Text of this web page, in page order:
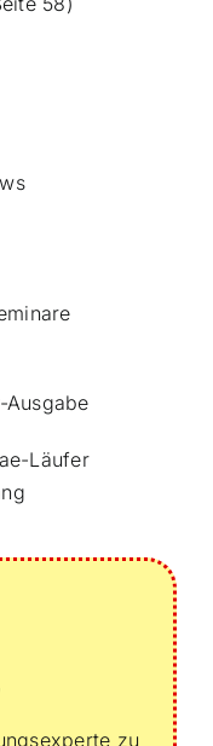
Ausgabe
Läufer
zu